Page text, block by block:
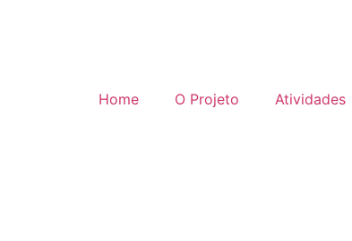
Home O Projeto Atividades